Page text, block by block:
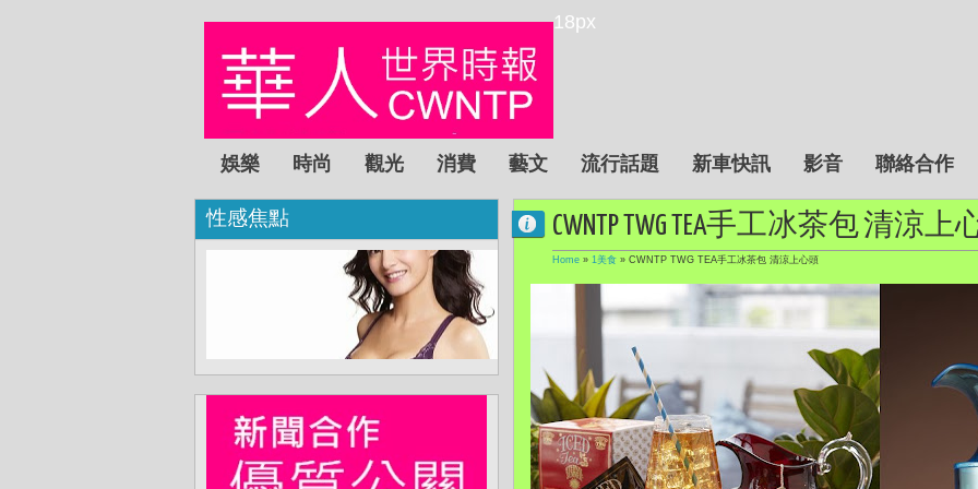
18px
娛樂 時尚 觀光 消費 藝文 流行話題 新車快訊 影音 聯絡合作
CWNTP TWG TEA手工冰茶包 清涼上
Home » 1美食 » CWNTP TWG TEA手工冰茶包 清涼上心頭
性感焦點